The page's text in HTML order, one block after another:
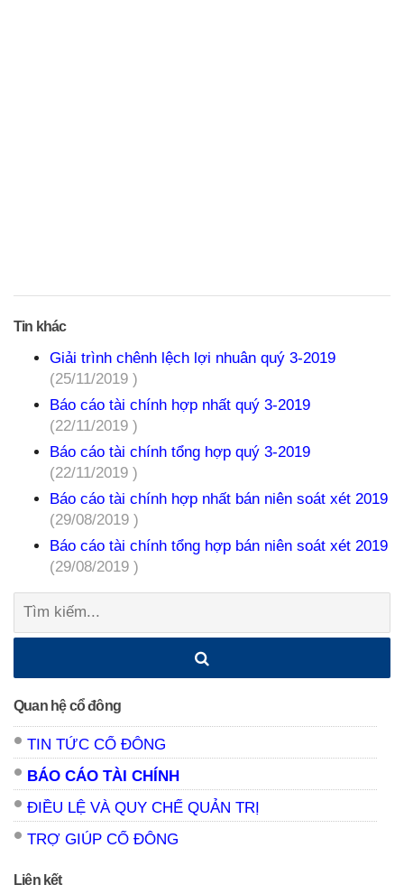
Tin khác
Giải trình chênh lệch lợi nhuân quý 3-2019
(25/11/2019 )
Báo cáo tài chính hợp nhất quý 3-2019
(22/11/2019 )
Báo cáo tài chính tổng hợp quý 3-2019
(22/11/2019 )
Báo cáo tài chính hợp nhất bán niên soát xét 2019
(29/08/2019 )
Báo cáo tài chính tổng hợp bán niên soát xét 2019
(29/08/2019 )
Tìm
Quan hệ cổ đông
TIN TỨC CỔ ĐÔNG
BÁO CÁO TÀI CHÍNH
ĐIỀU LỆ VÀ QUY CHẾ QUẢN TRỊ
TRỢ GIÚP CỔ ĐÔNG
Liên kết